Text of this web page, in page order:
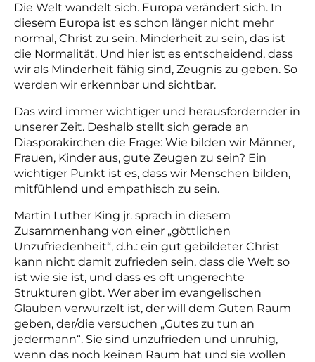
Die Welt wandelt sich. Europa verändert sich. In
diesem Europa ist es schon länger nicht mehr
normal, Christ zu sein. Minderheit zu sein, das ist
die Normalität. Und hier ist es entscheidend, dass
wir als Minderheit fähig sind, Zeugnis zu geben. So
werden wir erkennbar und sichtbar.
Das wird immer wichtiger und herausfordernder in
unserer Zeit. Deshalb stellt sich gerade an
Diasporakirchen die Frage: Wie bilden wir Männer,
Frauen, Kinder aus, gute Zeugen zu sein? Ein
wichtiger Punkt ist es, dass wir Menschen bilden,
mitfühlend und empathisch zu sein.
Martin Luther King jr. sprach in diesem
Zusammenhang von einer „göttlichen
Unzufriedenheit“, d.h.: ein gut gebildeter Christ
kann nicht damit zufrieden sein, dass die Welt so
ist wie sie ist, und dass es oft ungerechte
Strukturen gibt. Wer aber im evangelischen
Glauben verwurzelt ist, der will dem Guten Raum
geben, der/die versuchen „Gutes zu tun an
jedermann“. Sie sind unzufrieden und unruhig,
wenn das noch keinen Raum hat und sie wollen